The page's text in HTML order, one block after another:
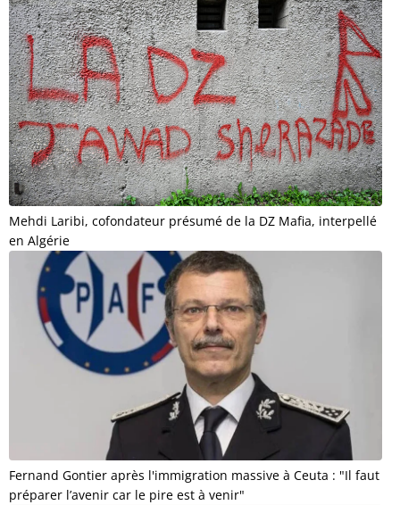
Mehdi Laribi, cofondateur présumé de la DZ Mafia, interpellé
en Algérie
Fernand Gontier après l'immigration massive à Ceuta : "Il faut
préparer l’avenir car le pire est à venir"